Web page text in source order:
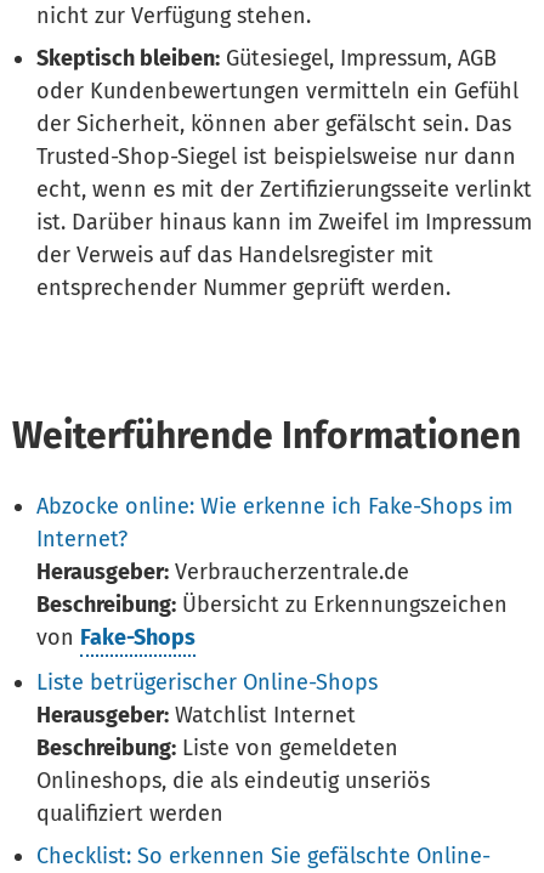
nicht zur Verfügung stehen.
Skeptisch bleiben: Gütesiegel, Impressum, AGB
oder Kundenbewertungen vermitteln ein Gefühl
der Sicherheit, können aber gefälscht sein. Das
Trusted-Shop-Siegel ist beispielsweise nur dann
echt, wenn es mit der Zertifizierungsseite verlinkt
ist. Darüber hinaus kann im Zweifel im Impressum
der Verweis auf das Handelsregister mit
entsprechender Nummer geprüft werden.
Weiterführende Informationen
Abzocke online: Wie erkenne ich Fake-Shops im
Internet?
Herausgeber: Verbraucherzentrale.de
Beschreibung: Übersicht zu Erkennungszeichen
von Fake-Shops
Liste betrügerischer Online-Shops
Herausgeber: Watchlist Internet
Beschreibung: Liste von gemeldeten
Onlineshops, die als eindeutig unseriös
qualifiziert werden
Checklist: So erkennen Sie gefälschte Online-